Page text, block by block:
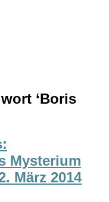
‘Boris
Mysterium
März 2014